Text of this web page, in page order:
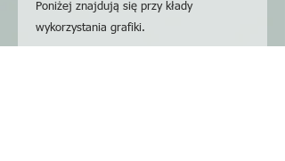
Poniżej znajdują się przy kłady
wykorzystania grafiki.